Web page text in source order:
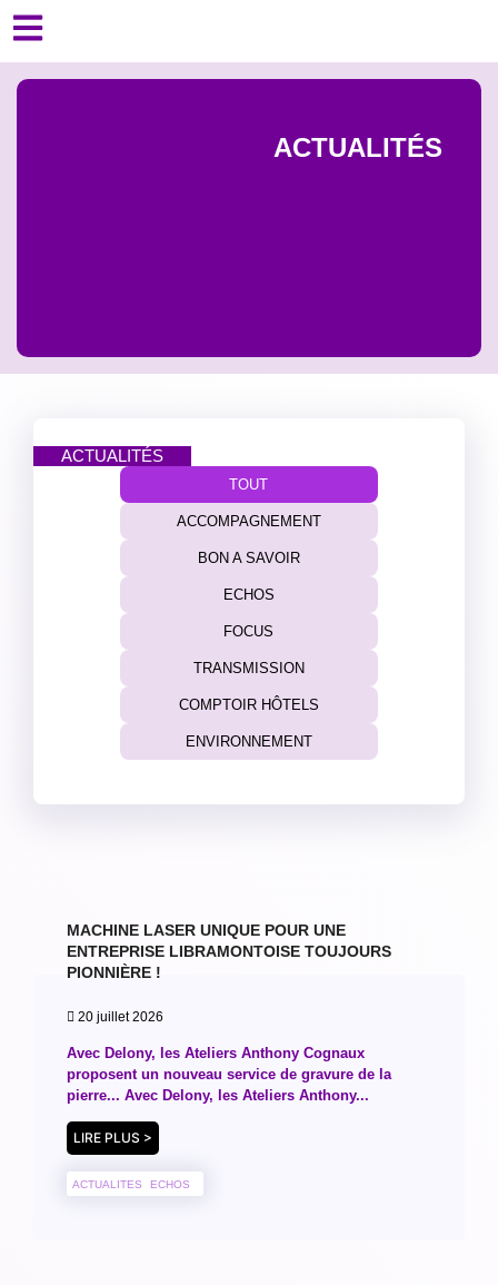
ACTUALITÉS
ACTUALITÉS
TOUT
ACCOMPAGNEMENT
BON A SAVOIR
ECHOS
FOCUS
TRANSMISSION
COMPTOIR HÔTELS
ENVIRONNEMENT
MACHINE LASER UNIQUE POUR UNE
ENTREPRISE LIBRAMONTOISE TOUJOURS
PIONNIÈRE !
20 juillet 2026
Avec Delony, les Ateliers Anthony Cognaux
proposent un nouveau service de gravure de la
pierre... Avec Delony, les Ateliers Anthony...
LIRE PLUS >
ACTUALITES ECHOS